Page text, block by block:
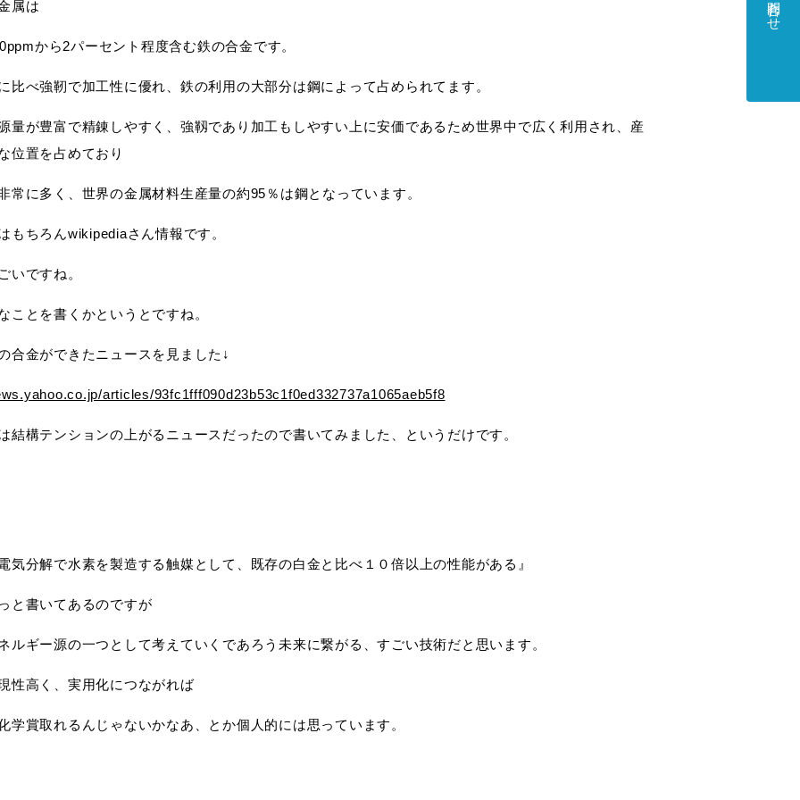
属は
から2パーセント程度含む鉄の合金です。
比べ強靭で加工性に優れ、鉄の利用の大部分は鋼によって占められてます。
量が豊富で精錬しやすく、強靱であり加工もしやすい上に安価であるため世界中で広く利用され、産
位置を占めており
常に多く、世界の金属材料生産量の約95％は鋼となっています。
もちろんwikipediaさん情報です。
いですね。
ことを書くかというとですね。
合金ができたニュースを見ました↓
articles/93fc1fff090d23b53c1f0ed332737a1065aeb5f8
結構テンションの上がるニュースだったので書いてみました、というだけです。
気分解で水素を製造する触媒として、既存の白金と比べ１０倍以上の性能がある』
と書いてあるのですが
ルギー源の一つとして考えていくであろう未来に繋がる、すごい技術だと思います。
性高く、実用化につながれば
学賞取れるんじゃないかなあ、とか個人的には思っています。